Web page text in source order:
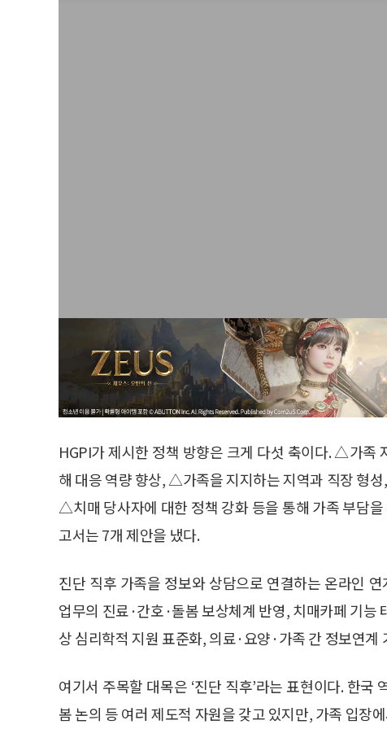
HGPI가 제시한 정책 방향은 크게 다섯 축이다. △가
해 대응 역량 향상, △가족을 지지하는 지역과 직장 형
△치매 당사자에 대한 정책 강화 등을 통해 가족 부담
고서는 7개 제안을 냈다.
진단 직후 가족을 정보와 상담으로 연결하는 온라인
업무의 진료·간호·돌봄 보상체계 반영, 치매카페 기능
상 심리학적 지원 표준화, 의료·요양·가족 간 정보연
여기서 주목할 대목은 ‘진단 직후’라는 표현이다. 한
봄 논의 등 여러 제도적 자원을 갖고 있지만, 가족 입장